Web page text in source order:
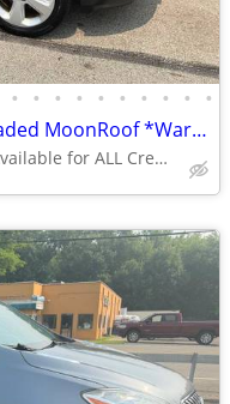
• • • • • • • • • •
2016 *Buick *Encore *AWD *Loaded MoonRoof *Warranty *Great MPG *SALE
Expert Financing Available for ALL Credit Types